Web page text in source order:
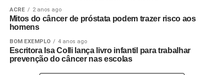
ACRE 2 anos ago
Mitos do câncer de próstata podem trazer risco aos
homens
BOM EXEMPLO 4 anos ago
Escritora Isa Colli lança livro infantil para trabalhar
prevenção do câncer nas escolas